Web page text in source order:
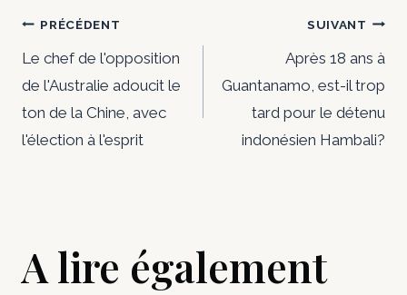
Navigation
de
l’article
PRÉCÉDENT
Le chef de l'opposition
de l'Australie adoucit le
ton de la Chine, avec
l'élection à l'esprit
SUIVANT
Après 18 ans à
Guantanamo, est-il trop
tard pour le détenu
indonésien Hambali?
A lire également